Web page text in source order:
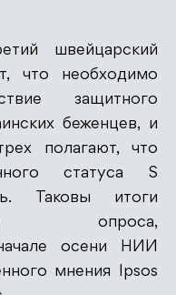
швейцарский
что необходимо
защитного
беженцев, и
полагают, что
статуса S
Таковы итоги
опроса,
осени НИИ
мнения Ipsos